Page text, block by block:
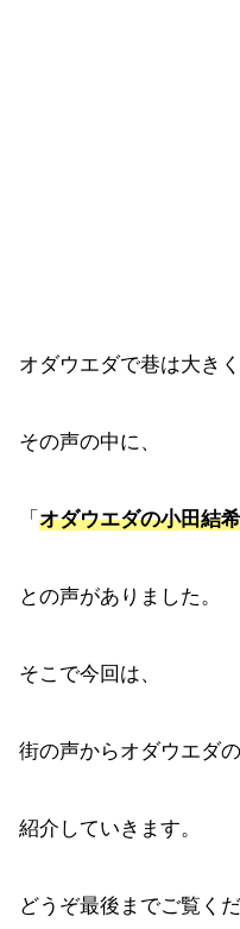
オダウエダで巷は大き
その声の中に、
「 オダウエダの小田結
との声がありました。
そこで今回は、
街の声からオダウエダ
紹介していきます。
どうぞ最後までご覧くだ